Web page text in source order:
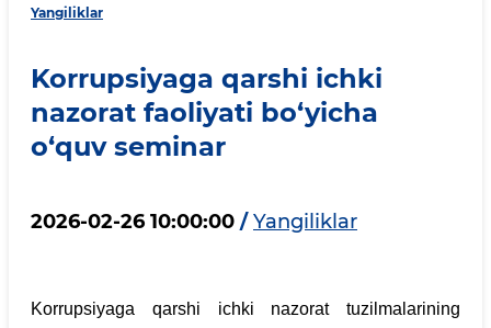
Yangiliklar
Korrupsiyaga qarshi ichki
nazorat faoliyati bo‘yicha
o‘quv seminar
2026-02-26 10:00:00 / Yangiliklar
Korrupsiyaga qarshi ichki nazorat tuzilmalarining